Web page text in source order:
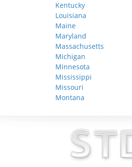
Kentucky
Louisiana
Maine
Maryland
Massachusetts
Michigan
Minnesota
Mississippi
Missouri
Montana